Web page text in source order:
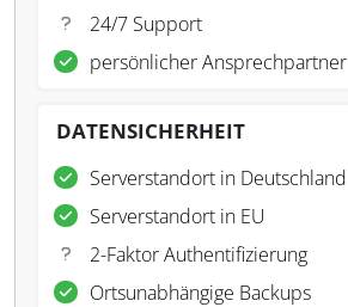
24/7 Support
persönlicher Ansprechpartner
DATENSICHERHEIT
Serverstandort in Deutschland
Serverstandort in EU
2-Faktor Authentifizierung
Ortsunabhängige Backups